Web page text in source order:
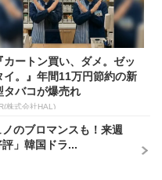
『カートン買い、ダメ。ゼッ
イ。』年間11万円節約の新
タバコが爆売れ
株式会社HAL)
のブロマンスも！来週
」韓国ドラ...